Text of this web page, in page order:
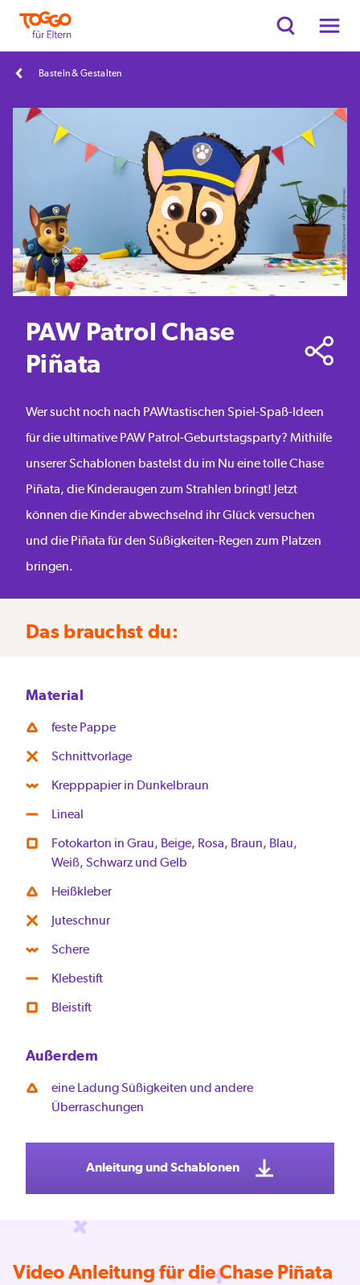
Basteln & Gestalten
PAW Patrol Chase
Piñata
Wer sucht noch nach PAWtastischen Spiel-Spaß-Ideen
für die ultimative PAW Patrol-Geburtstagsparty? Mithilfe
unserer Schablonen bastelst du im Nu eine tolle Chase
Piñata, die Kinderaugen zum Strahlen bringt! Jetzt
können die Kinder abwechselnd ihr Glück versuchen
und die Piñata für den Süßigkeiten-Regen zum Platzen
bringen.
Das brauchst du:
Material
feste Pappe
Schnittvorlage
Krepppapier in Dunkelbraun
Lineal
Fotokarton in Grau, Beige, Rosa, Braun, Blau,
Weiß, Schwarz und Gelb
Heißkleber
Juteschnur
Schere
Klebestift
Bleistift
Außerdem
eine Ladung Süßigkeiten und andere
Überraschungen
Anleitung und Schablonen
Video Anleitung für die Chase Piñata